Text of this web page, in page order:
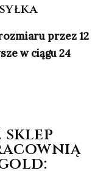
przez 12
w ciągu 24
sklep